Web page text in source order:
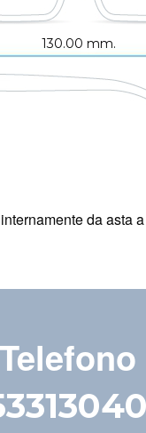
130.00 mm.
da asta
Telefono